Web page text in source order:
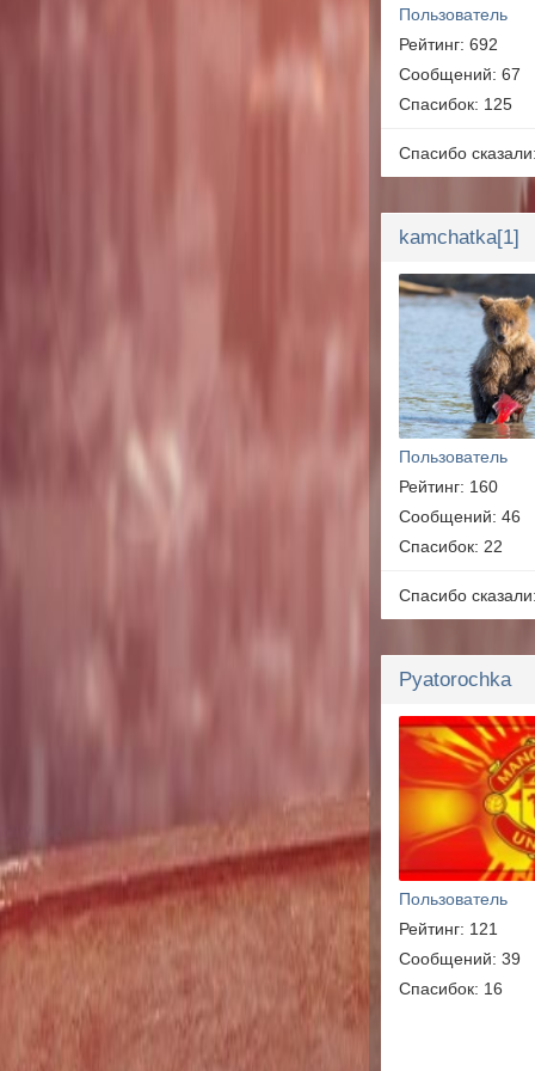
Пользователь
Рейтинг: 692
Сообщений: 67
Спасибок: 125
Спасибо сказали:
kamchatka[1]
Пользователь
Рейтинг: 160
Сообщений: 46
Спасибок: 22
Спасибо сказали:
Pyatorochka
Пользователь
Рейтинг: 121
Сообщений: 39
Спасибок: 16